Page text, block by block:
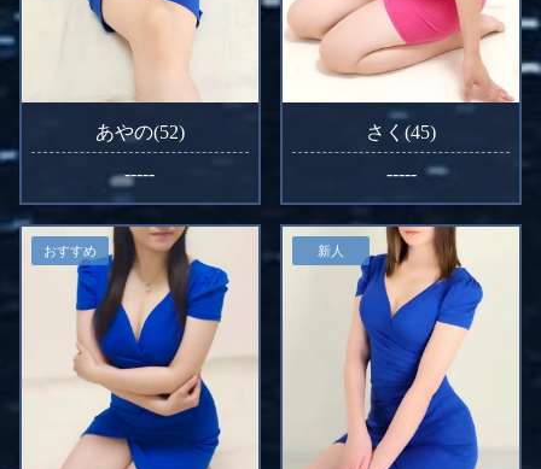
あやの(52)
-----
さく(45)
-----
おすすめ 新人